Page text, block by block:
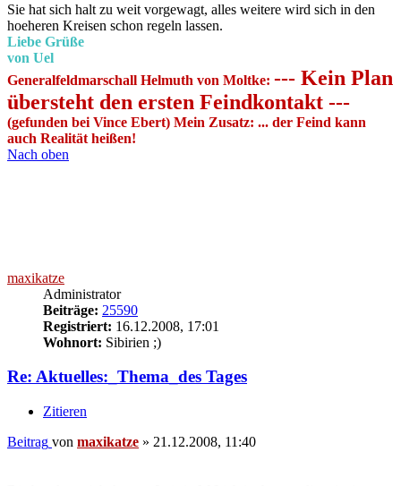
Sie hat sich halt zu weit vorgewagt, alles weitere wird sich in den
hoeheren Kreisen schon regeln lassen.
Liebe Grüße
von Uel
Generalfeldmarschall Helmuth von Moltke: --- Kein Plan
übersteht den ersten Feindkontakt ---
(gefunden bei Vince Ebert) Mein Zusatz: ... der Feind kann
auch Realität heißen!
Nach oben
Re: Aktuelles:_Thema_des Tages
Zitieren
Die bundesweit bekannte Juristin M.Lichtinghagen, die seit einem
einigen Kollegen beneidet. Der rüde Umgangston der Bochumer